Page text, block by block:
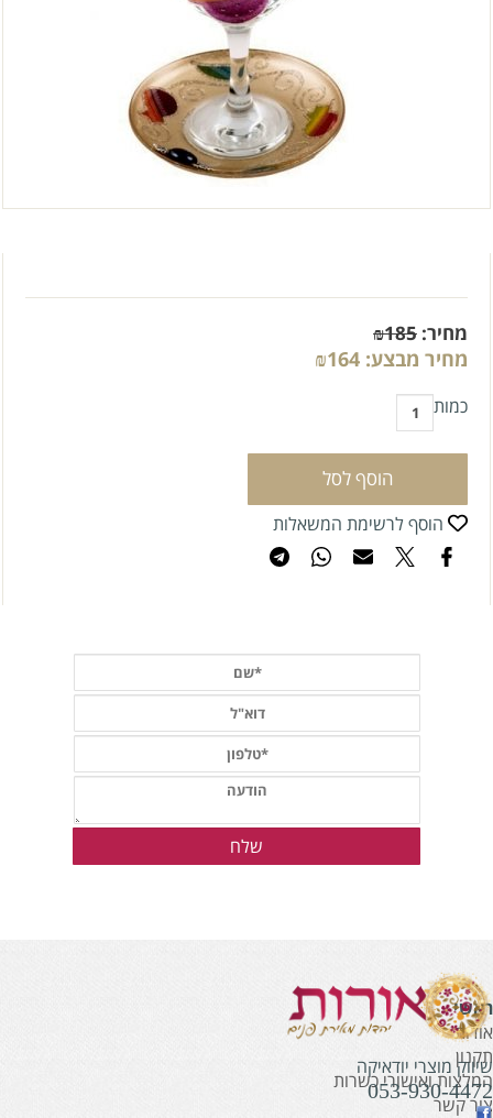
מחיר: ₪185
מחיר מבצע: ₪164
כמות
הוסף לסל
הוסף לרשימת המשאלות
מוצרי יודאיקה
053-930-
ואישורי כשרות
קשר